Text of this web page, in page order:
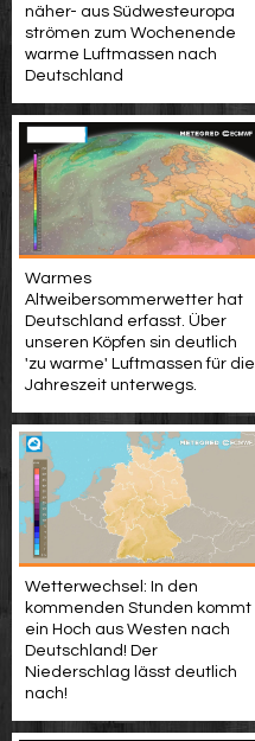
näher- aus Südwesteuropa
strömen zum Wochenende
warme Luftmassen nach
Deutschland
Warmes
Altweibersommerwetter hat
Deutschland erfasst. Über
unseren Köpfen sin deutlich
'zu warme' Luftmassen für die
Jahreszeit unterwegs.
Wetterwechsel: In den
kommenden Stunden kommt
ein Hoch aus Westen nach
Deutschland! Der
Niederschlag lässt deutlich
nach!